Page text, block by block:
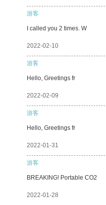
游客
I called you 2 times. W
2022-02-10
游客
Hello, Greetings fr
2022-02-09
游客
Hello, Greetings fr
2022-01-31
游客
BREAKING! Portable CO2
2022-01-28